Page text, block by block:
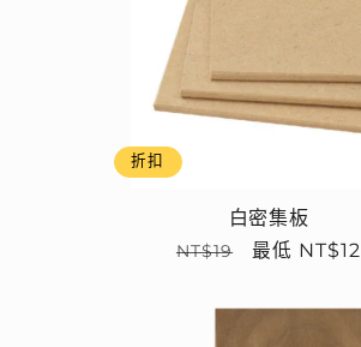
折扣
白密集板
定
NT$19
售
最低 NT$12